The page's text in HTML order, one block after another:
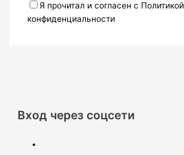
Я прочитал и согласен с Политикой
конфиденциальности
Вход через соцсети